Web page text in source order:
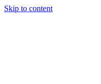
Skip to content